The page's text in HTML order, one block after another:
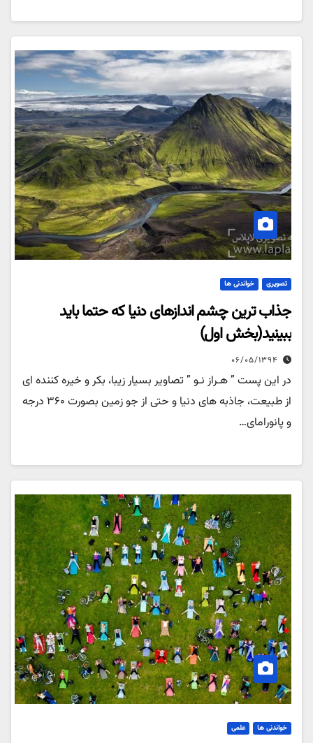
تصویری خواندنی ها
جذاب ترین چشم اندازهای دنیا که حتما باید
ببینید(بخش اول)
۰۶/۰۵/۱۳۹۴
در این پست ” هـراز نـو ” تصاویر بسیار زیبا، بکر و خیره کننده ای
از طبیعت، جاذبه های دنیا و حتی از جو زمین بصورت ۳۶۰ درجه
و پانورامای…
خواندنی ها علمی